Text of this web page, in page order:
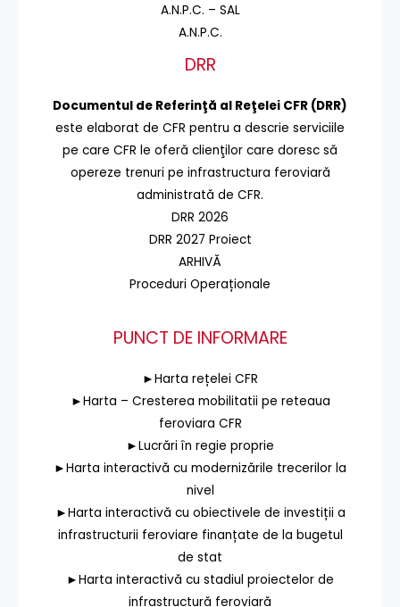
A.N.P.C. – SAL
A.N.P.C.
DRR
Documentul de Referinţă al Reţelei CFR (DRR)
este elaborat de CFR pentru a descrie serviciile
pe care CFR le oferă clienţilor care doresc să
opereze trenuri pe infrastructura feroviară
administrată de CFR.
DRR 2026
DRR 2027 Proiect
ARHIVĂ
Proceduri Operaționale
PUNCT DE INFORMARE
►Harta rețelei CFR
►Harta – Cresterea mobilitatii pe reteaua
feroviara CFR
►Lucrări în regie proprie
►Harta interactivă cu modernizările trecerilor la
nivel
►Harta interactivă cu obiectivele de investiții a
infrastructurii feroviare finanțate de la bugetul
de stat
►Harta interactivă cu stadiul proiectelor de
infrastructură feroviară